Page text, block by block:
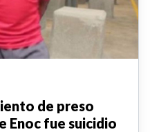
de preso
Enoc fue suicidio